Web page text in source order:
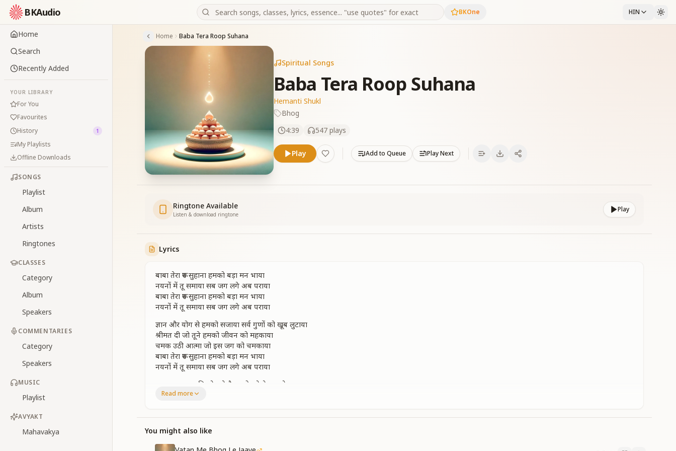
BKAudio BKOne HIN
Home
Search
Recently Added
YOUR LIBRARY
For You
Favourites
History
1
My Playlists
Offline Downloads
SONGS
Playlist
Album
Artists
Ringtones
CLASSES
Category
Album
Speakers
COMMENTARIES
Category
Speakers
MUSIC
Playlist
AVYAKT
Mahavakya
Home Baba Tera Roop Suhana
Spiritual Songs
Baba Tera Roop Suhana
Hemanti Shukl
Bhog
4:39
547 plays
Play Add to Queue Play Next
Ringtone Available
Listen & download ringtone
Play
Lyrics
बाबा तेरा रूप सुहाना हमको बड़ा मन भाया
नयनों में तू समाया सब जग लगे अब पराया
बाबा तेरा रूप सुहाना हमको बड़ा मन भाया
नयनों में तू समाया सब जग लगे अब पराया
ज्ञान और योग से हमको सजाया सर्व गुणों को खूब लुटाया
श्रीमत दी जो तूने हमको जीवन को महकाया
चमक उठी आत्मा जो इस जग को चमकाया
बाबा तेरा रूप सुहाना हमको बड़ा मन भाया
नयनों में तू समाया सब जग लगे अब पराया
कदम कदम पर मिलने लगे है पदमो भरे ये खजाने
दुखदाई दिन बदल गए फिर आए दिन जो सुहाने
बाबा तेरा रूप सुहाना हमको बड़ा मन भाया
नयनों में तू समाया सब जग लगे अब पराया
संगामयुग में एक सुहानी स्वर्णिम घड़ी वो अाई
Read more
You might also like